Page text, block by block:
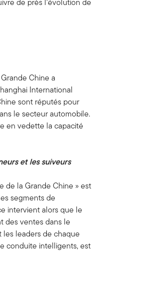
Chine a
International
sont réputés pour
le secteur automobile.
en vedette la capacité
et les suiveurs
de la Grande Chine » est
segments de
intervient alors que le
des ventes dans le
leaders de chaque
conduite intelligents, est